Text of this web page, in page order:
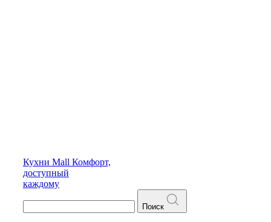
Кухни Mall Комфорт,
доступный
каждому
Поиск